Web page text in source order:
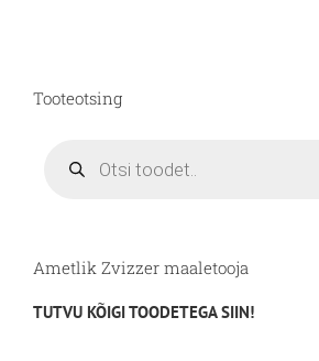
Tooteotsing
search
Ametlik Zvizzer maaletooja
TUTVU KÕIGI TOODETEGA SIIN!